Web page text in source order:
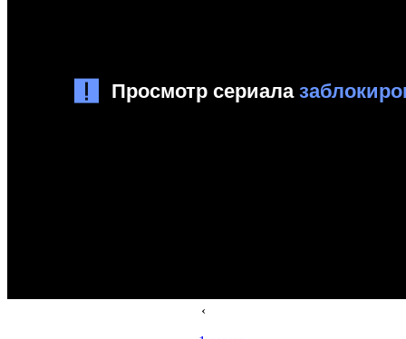
‹